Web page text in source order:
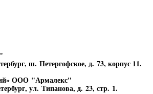
ш. Петергофское, д. 73, корпус 11.
ООО "Армалекс"
ул. Типанова, д. 23, стр. 1.